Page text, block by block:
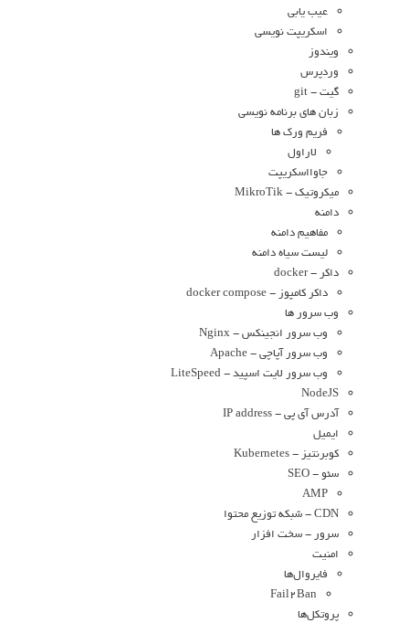
عیب یابی
اسکریپت نویسی
ویندوز
وردپرس
گیت - git
زبان های برنامه نویسی
فریم ورک ها
لاراول
جاوااسکریپت
میکروتیک - MikroTik
دامنه
مفاهیم دامنه
لیست سیاه دامنه
داکر - docker
داکر کامپوز - docker compose
وب سرور ها
وب سرور انجینکس - Nginx
وب سرور آپاچی - Apache
وب سرور لایت اسپید - LiteSpeed
NodeJS
آدرس آی پی - IP address
ایمیل
کوبرنتیز - Kubernetes
سئو - SEO
AMP
CDN - شبکه توزیع محتوا
سرور - سخت افزار
امنیت
فایروال‌ها
Fail2Ban
پروتکل‌ها